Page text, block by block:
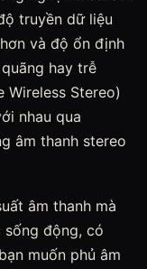
truyền dữ liệu
và độ ổn định
hay trễ
Wireless Stereo)
nhau qua
âm thanh stereo
âm thanh mà
sống động, có
muốn phủ âm